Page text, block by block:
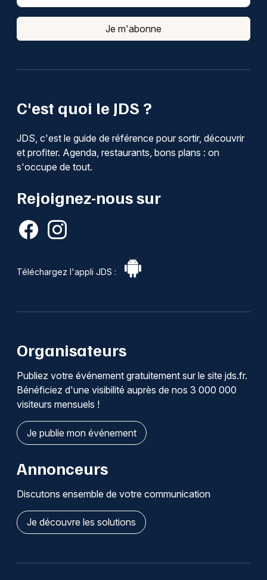
C'est quoi le JDS ?
JDS, c'est le guide de référence pour sortir, découvrir
et profiter. Agenda, restaurants, bons plans : on
s'occupe de tout.
Rejoignez-nous sur
Téléchargez l'appli JDS :
Je m'abonne
Organisateurs
Publiez votre événement gratuitement sur le site jds.fr.
Bénéficiez d'une visibilité auprès de nos 3 000 000
visiteurs mensuels !
Je publie mon événement
Annonceurs
Discutons ensemble de votre communication
Je découvre les solutions